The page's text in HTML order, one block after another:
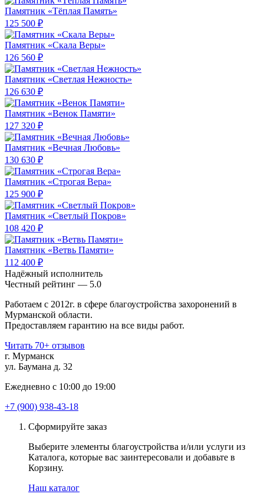
Памятник «Тёплая Память»
125 500 ₽
Памятник «Скала Веры»
126 560 ₽
Памятник «Светлая Нежность»
126 630 ₽
Памятник «Венок Памяти»
127 320 ₽
Памятник «Вечная Любовь»
130 630 ₽
Памятник «Строгая Вера»
125 900 ₽
Памятник «Светлый Покров»
108 420 ₽
Памятник «Ветвь Памяти»
112 400 ₽
Надёжный исполнитель
Чеcтный рейтинг — 5.0
Работаем с 2012г. в сфере благоустройства захоронений в
Мурманской области.
Предоставляем гарантию на все виды работ.
Читать 70+ отзывов
г. Мурманск
ул. Баумана д. 32
Ежедневно с 10:00 до 19:00
+7 (900) 938-43-18
Сформируйте заказ
Выберите элементы благоустройства и/или услуги из
Каталога, которые вас заинтересовали и добавьте в
Корзину.
Наш каталог